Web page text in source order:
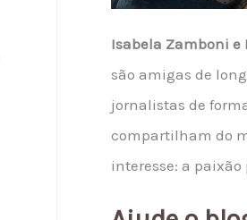
Isabela Zamboni e
são amigas de
jornalistas de
compartilham do
interesse: a paixão